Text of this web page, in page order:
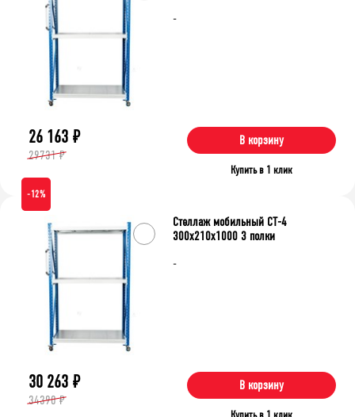
-
26 163 ₽
29731 ₽
В корзину
Купить в 1 клик
-12%
-
Стеллаж мобильный СТ-4
300x210x1000 3 полки
30 263 ₽
34390 ₽
В корзину